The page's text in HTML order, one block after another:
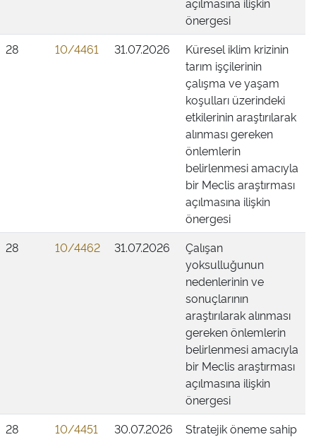
önergesi
28
10/4461 31.07.2026
Küresel iklim krizinin
tarım işçilerinin
çalışma ve yaşam
koşulları üzerindeki
etkilerinin araştırılarak
alınması gereken
önlemlerin
belirlenmesi amacıyla
bir Meclis araştırması
açılmasına ilişkin
önergesi
28
10/4462 31.07.2026
Çalışan
yoksulluğunun
nedenlerinin ve
sonuçlarının
araştırılarak alınması
gereken önlemlerin
belirlenmesi amacıyla
bir Meclis araştırması
açılmasına ilişkin
önergesi
28
10/4451 30.07.2026
Stratejik öneme sahip